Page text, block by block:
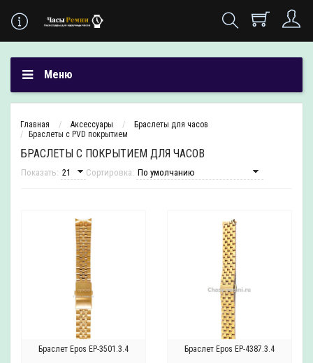
Меню
Главная Аксесcуары
Браслеты для часов
Браслеты с PVD покрытием
БРАСЛЕТЫ С ПОКРЫТИЕМ ДЛЯ ЧАСОВ
Показать: Сортировка:
Браслет Epos EP-3501.3.4 Браслет Epos EP-4387.3.4